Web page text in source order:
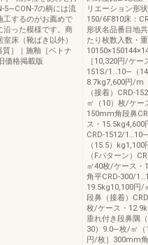
の柄には流
工するのがお薦めで
沿った模様です。商
床（靴ばき以外）
質］｜施釉［ベトナ
価格掲載版
リエーション形
150/6F810床：
形状名品番目地
たり枚数入数・
［10,320円/ケ
151S/1…10―（
8.7kg7,600円/m
（接着）
㎡（10）枚/ケー
150mm角段鼻
ス・
CRD‐1512/
（15.5）
（Fパターン）
㎡40枚/ケース
角平CRD‐300/
19.5kg10,100円/
段鼻（接着）
枚/ケース・
垂れ付き段鼻隅
30）9.0―枚/㎡（
円/枚］300mm